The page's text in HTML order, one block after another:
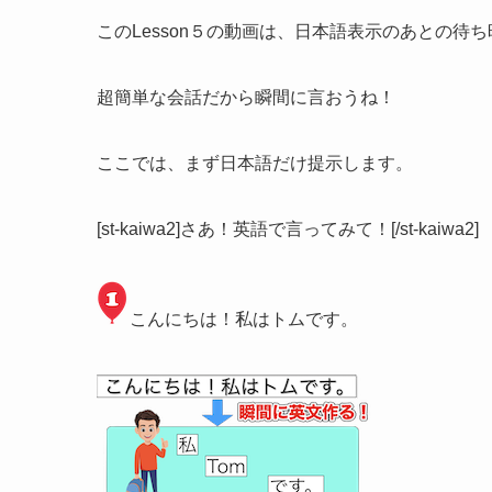
このLesson５の動画は、日本語表示のあとの待ち
超簡単な会話だから瞬間に言おうね！
ここでは、まず日本語だけ提示します。
[st-kaiwa2]さあ！英語で言ってみて！[/st-kaiwa2]
こんにちは！私はトムです。